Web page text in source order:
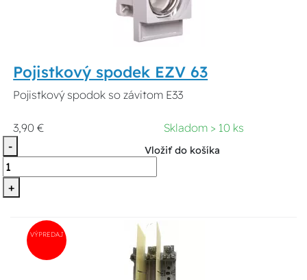
Pojistkový spodek EZV 63
Pojistkový spodok so závitom E33
3,90 €
Skladom > 10 ks
-
+
Vložiť do košíka
VÝPREDAJ